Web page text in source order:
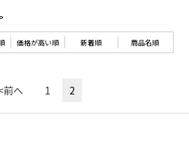
価格が高い順 新着順 商品名順
前へ 1 2